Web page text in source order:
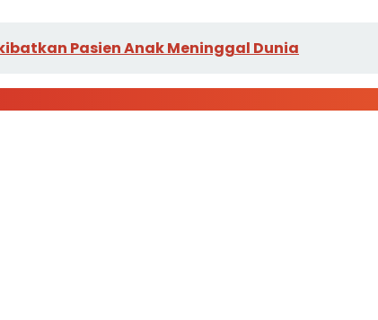
Pasien Anak Meninggal Dunia